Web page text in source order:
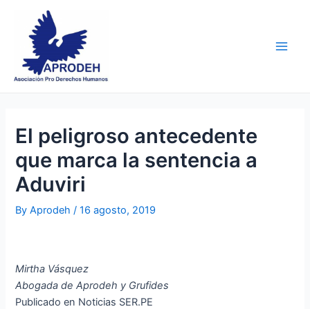
content
El peligroso antecedente
que marca la sentencia a
Aduviri
ByAprodeh/16 agosto, 2019
Mirtha Vásquez
Abogada de Aprodeh y Grufides
Publicado en Noticias SER.PE
navigation